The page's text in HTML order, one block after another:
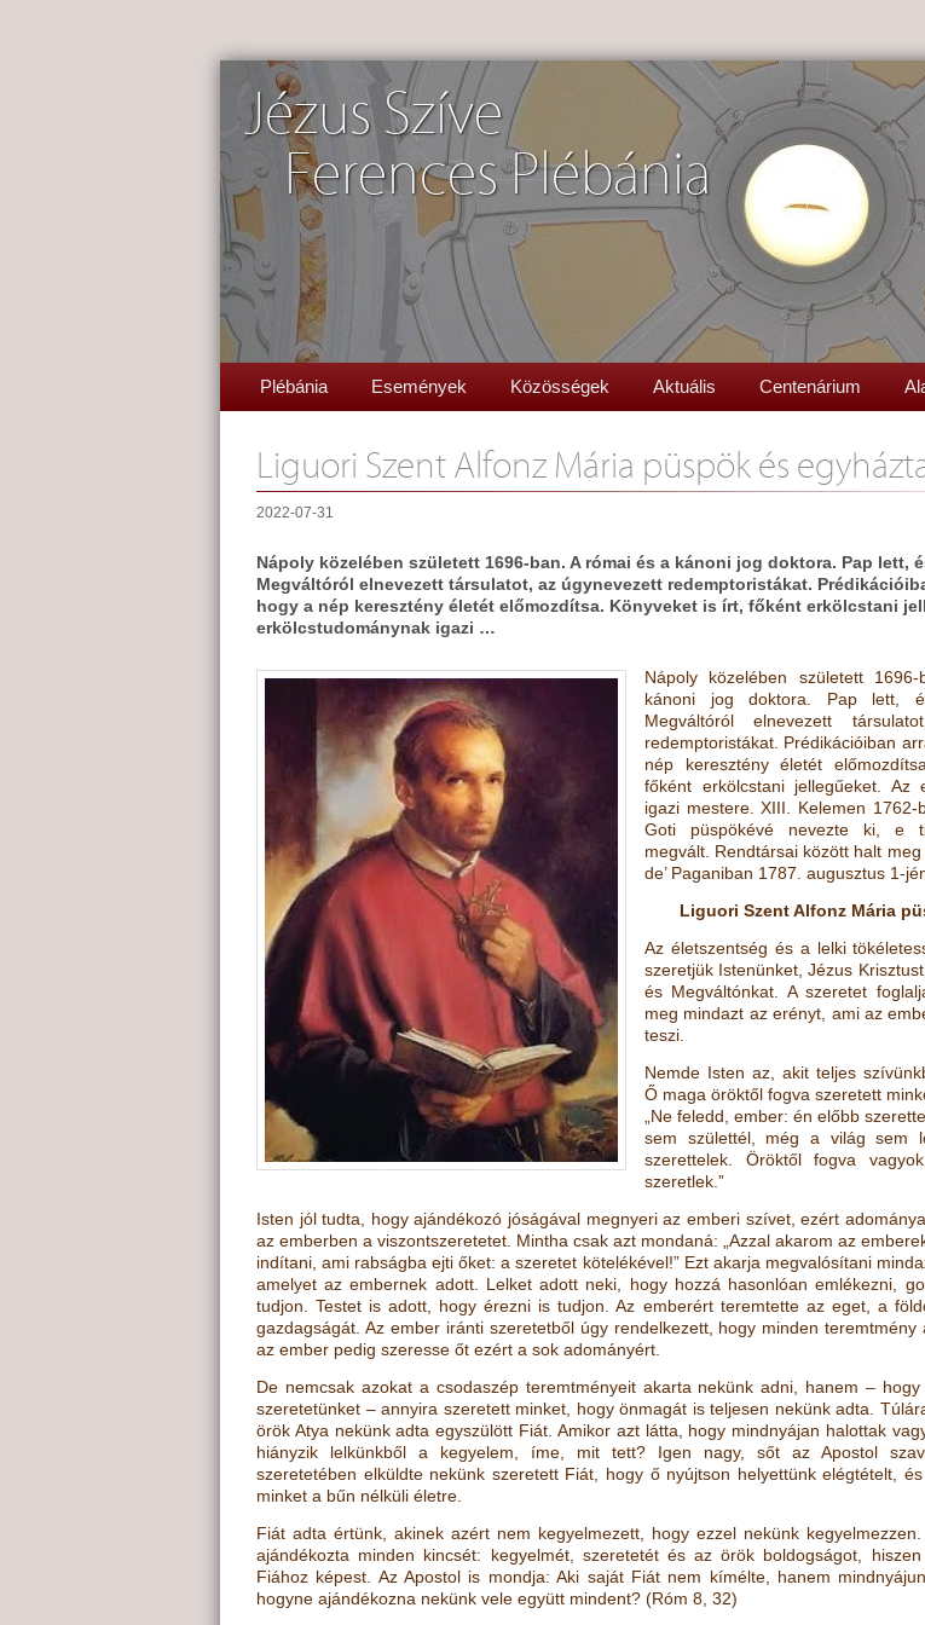
Jézus Szíve
Ferences Plébánia
Plébánia Események Közösségek Aktuális Centenárium
Liguori Szent Alfonz Mária püspök és
2022-07-31
Nápoly közelében született 1696-ban. A római és a kánoni jog doktora. Pap lett,
Megváltóról elnevezett társulatot, az úgynevezett redemptoristákat.
hogy a nép keresztény életét előmozdítsa. Könyveket is írt, főként erkölcstani
erkölcstudománynak igazi …
Nápoly közelében született
kánoni jog doktora. Pap lett,
Megváltóról elnevezett
redemptoristákat. Prédikációiban
nép keresztény életét
főként erkölcstani jellegűeket. Az
igazi mestere. XIII. Kelemen 1762-
Goti püspökévé nevezte ki, e
megvált. Rendtársai között halt
de’ Paganiban 1787. augusztus 1-
Liguori Szent Alfonz Mária
Az életszentség és a lelki
szeretjük Istenünket, Jézus
és Megváltónkat. A szeretet
meg mindazt az erényt, ami az
teszi.
Nemde Isten az, akit teljes
Ő maga öröktől fogva szeretett
„Ne feledd, ember: én előbb
sem születtél, még a világ sem
szerettelek. Öröktől fogva
szeretlek.”
Isten jól tudta, hogy ajándékozó jóságával megnyeri az emberi szívet, ezért
az emberben a viszontszeretetet. Mintha csak azt mondaná: „Azzal akarom az
indítani, ami rabságba ejti őket: a szeretet kötelékével!” Ezt akarja megvalósítani
amelyet az embernek adott. Lelket adott neki, hogy hozzá hasonlóan emlékezni,
tudjon. Testet is adott, hogy érezni is tudjon. Az emberért teremtette az eget, a
gazdagságát. Az ember iránti szeretetből úgy rendelkezett, hogy minden teremtmény
az ember pedig szeresse őt ezért a sok adományért.
De nemcsak azokat a csodaszép teremtményeit akarta nekünk adni, hanem –
szeretetünket – annyira szeretett minket, hogy önmagát is teljesen nekünk adta.
örök Atya nekünk adta egyszülött Fiát. Amikor azt látta, hogy mindnyájan halottak
hiányzik lelkünkből a kegyelem, íme, mit tett? Igen nagy, sőt az Apostol
szeretetében elküldte nekünk szeretett Fiát, hogy ő nyújtson helyettünk elégtételt,
minket a bűn nélküli életre.
Fiát adta értünk, akinek azért nem kegyelmezett, hogy ezzel nekünk
ajándékozta minden kincsét: kegyelmét, szeretetét és az örök boldogságot,
Fiához képest. Az Apostol is mondja: Aki saját Fiát nem kímélte, hanem
hogyne ajándékozna nekünk vele együtt mindent? (Róm 8, 32)